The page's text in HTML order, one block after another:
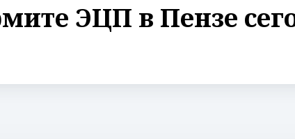
ЭЦП в Пензе